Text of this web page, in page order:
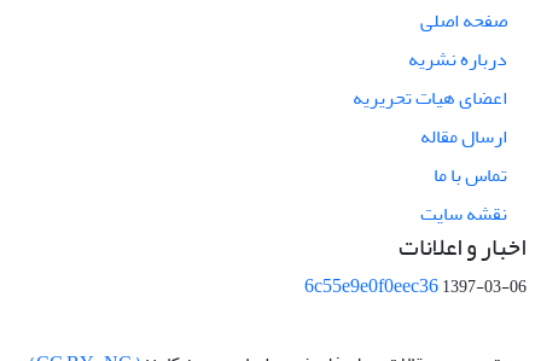
صفحه اصلی
درباره نشریه
اعضای هیات تحریریه
ارسال مقاله
تماس با ما
نقشه سایت
اخبار و اعلانات
6c55e9e0f0eec361397-03-06